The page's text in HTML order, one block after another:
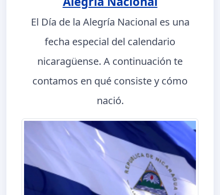
El Día de la Alegría Nacional es una
fecha especial del calendario
nicaragüense. A continuación te
contamos en qué consiste y cómo
nació.